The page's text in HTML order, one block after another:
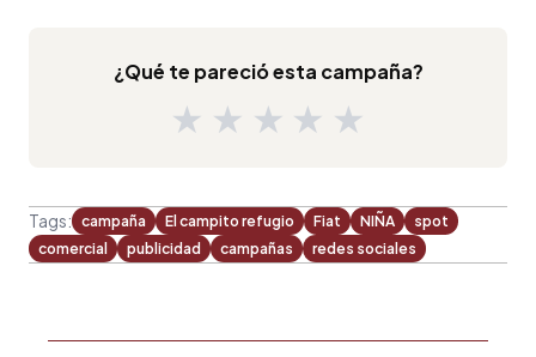
¿Qué te pareció esta campaña?
★ ★ ★ ★ ★
Tags: campaña El campito refugio Fiat NIÑA
spot
comercial
publicidad campañas redes sociales